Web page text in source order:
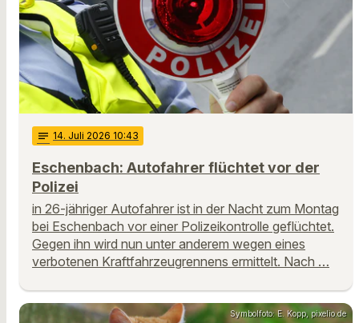
notes 14. Juli 2026 10:43
Eschenbach: Autofahrer flüchtet vor der
Polizei
in 26-jähriger Autofahrer ist in der Nacht zum Montag
bei Eschenbach vor einer Polizeikontrolle geflüchtet.
Gegen ihn wird nun unter anderem wegen eines
verbotenen Kraftfahrzeugrennens ermittelt. Nach …
Symbolfoto: E. Kopp, pixelio.de